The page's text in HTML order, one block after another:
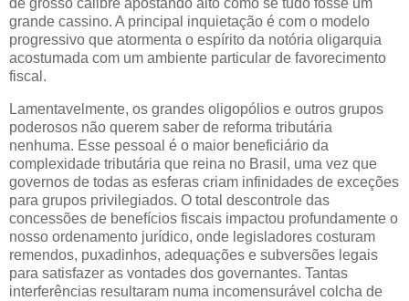
de grosso calibre apostando alto como se tudo fosse um
grande cassino. A principal inquietação é com o modelo
progressivo que atormenta o espírito da notória oligarquia
acostumada com um ambiente particular de favorecimento
fiscal.
Lamentavelmente, os grandes oligopólios e outros grupos
poderosos não querem saber de reforma tributária
nenhuma. Esse pessoal é o maior beneficiário da
complexidade tributária que reina no Brasil, uma vez que
governos de todas as esferas criam infinidades de exceções
para grupos privilegiados. O total descontrole das
concessões de benefícios fiscais impactou profundamente o
nosso ordenamento jurídico, onde legisladores costuram
remendos, puxadinhos, adequações e subversões legais
para satisfazer as vontades dos governantes. Tantas
interferências resultaram numa incomensurável colcha de